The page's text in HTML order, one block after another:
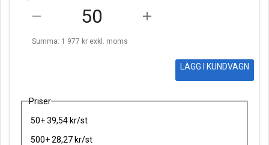
remove add
Summa: 1 977 kr exkl. moms
LÄGG I KUNDVAGN
Priser
50+ 39,54 kr/st
500+ 28,27 kr/st